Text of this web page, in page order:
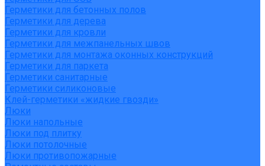
Герметики для бетонных полов
Герметики для дерева
Герметики для кровли
Герметики для межпанельных швов
Герметики для монтажа оконных конструкций
Герметики для паркета
Герметики санитарные
Герметики силиконовые
Клей-герметики «жидкие гвозди»
Люки
Люки напольные
Люки под плитку
Люки потолочные
Люки противопожарные